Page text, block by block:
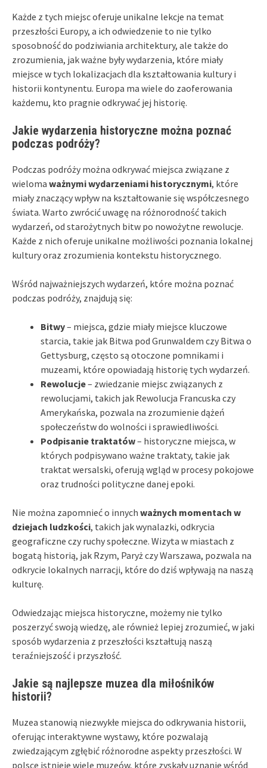
Każde z tych miejsc oferuje unikalne lekcje na temat
przeszłości Europy, a ich odwiedzenie to nie tylko
sposobność do podziwiania architektury, ale także do
zrozumienia, jak ważne były wydarzenia, które miały
miejsce w tych lokalizacjach dla kształtowania kultury i
historii kontynentu. Europa ma wiele do zaoferowania
każdemu, kto pragnie odkrywać jej historię.
Jakie wydarzenia historyczne można poznać
podczas podróży?
Podczas podróży można odkrywać miejsca związane z
wieloma ważnymi wydarzeniami historycznymi, które
miały znaczący wpływ na kształtowanie się współczesnego
świata. Warto zwrócić uwagę na różnorodność takich
wydarzeń, od starożytnych bitw po nowożytne rewolucje.
Każde z nich oferuje unikalne możliwości poznania lokalnej
kultury oraz zrozumienia kontekstu historycznego.
Wśród najważniejszych wydarzeń, które można poznać
podczas podróży, znajdują się:
Bitwy– miejsca, gdzie miały miejsce kluczowe
starcia, takie jak Bitwa pod Grunwaldem czy Bitwa o
Gettysburg, często są otoczone pomnikami i
muzeami, które opowiadają historię tych wydarzeń.
Rewolucje– zwiedzanie miejsc związanych z
rewolucjami, takich jak Rewolucja Francuska czy
Amerykańska, pozwala na zrozumienie dążeń
społeczeństw do wolności i sprawiedliwości.
Podpisanie traktatów– historyczne miejsca, w
których podpisywano ważne traktaty, takie jak
traktat wersalski, oferują wgląd w procesy pokojowe
oraz trudności polityczne danej epoki.
Nie można zapomnieć o innych ważnych momentach w
dziejach ludzkości, takich jak wynalazki, odkrycia
geograficzne czy ruchy społeczne. Wizyta w miastach z
bogatą historią, jak Rzym, Paryż czy Warszawa, pozwala na
odkrycie lokalnych narracji, które do dziś wpływają na naszą
kulturę.
Odwiedzając miejsca historyczne, możemy nie tylko
poszerzyć swoją wiedzę, ale również lepiej zrozumieć, w jaki
sposób wydarzenia z przeszłości kształtują naszą
teraźniejszość i przyszłość.
Jakie są najlepsze muzea dla miłośników
historii?
Muzea stanowią niezwykłe miejsca do odkrywania historii,
oferując interaktywne wystawy, które pozwalają
zwiedzającym zgłębić różnorodne aspekty przeszłości. W
polsce istnieje wiele muzeów, które zyskały uznanie wśród